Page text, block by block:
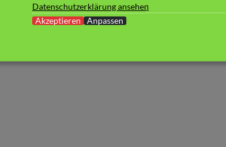
Datenschutzerklärung ansehen
Akzeptieren
Anpassen